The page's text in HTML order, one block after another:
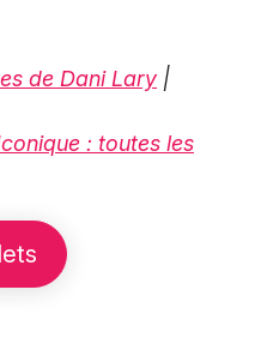
de Dani Lary |
: toutes les